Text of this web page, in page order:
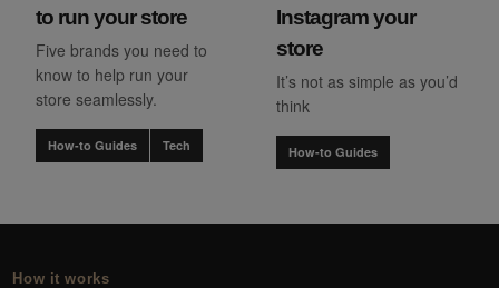
to run your store
Five brands you need to
know to help run your
store seamlessly.
How-to Guides Tech
Instagram your
store
It’s not as simple as you’d
think
How-to Guides
How it works